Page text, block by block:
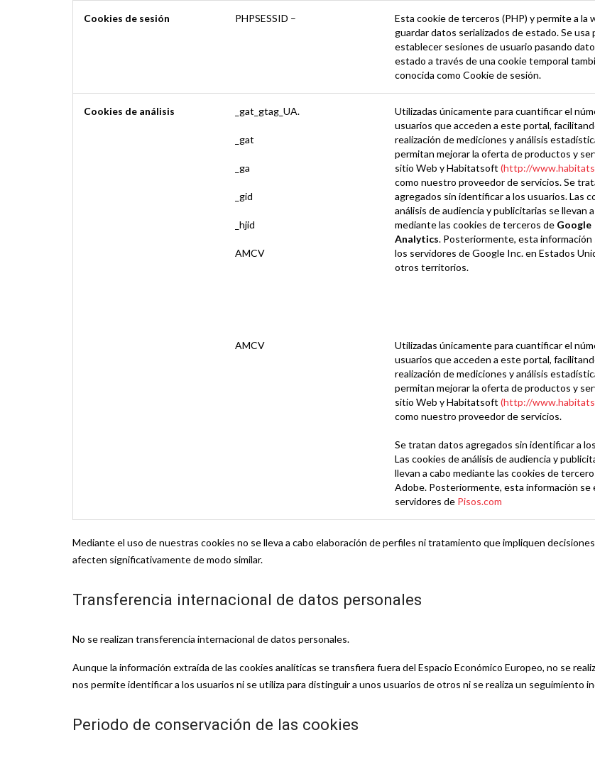
Cookies de sesión PHPSESSID –
Esta cookie de terceros (PHP) y permite a la
guardar datos serializados de estado. Se usa
establecer sesiones de usuario pasando
estado a través de una cookie temporal
conocida como Cookie de sesión.
Cookies de análisis _gat_gtag_UA.
_gat
_ga
_gid
_hjid
AMCV
Utilizadas únicamente para cuantificar el
usuarios que acceden a este portal,
realización de mediciones y análisis
permitan mejorar la oferta de productos y
sitio Web y Habitatsoft (http://
como nuestro proveedor de servicios. Se
agregados sin identificar a los usuarios. Las
análisis de audiencia y publicitarias se llevan
mediante las cookies de terceros de Google
Analytics. Posteriormente, esta información
los servidores de Google Inc. en Estados
otros territorios.
AMCV
Utilizadas únicamente para cuantificar el
usuarios que acceden a este portal,
realización de mediciones y análisis
permitan mejorar la oferta de productos y
sitio Web y Habitatsoft (http://
como nuestro proveedor de servicios.
Se tratan datos agregados sin identificar a
Las cookies de análisis de audiencia y
llevan a cabo mediante las cookies de
Adobe. Posteriormente, esta información se
servidores de Pisos.com
Mediante el uso de nuestras cookies no se lleva a cabo elaboración de perfiles ni tratamiento que impliquen
afecten significativamente de modo similar.
Transferencia internacional de datos personales
No se realizan transferencia internacional de datos personales.
Aunque la información extraída de las cookies analíticas se transfiera fuera del Espacio Económico Europeo, no se
nos permite identificar a los usuarios ni se utiliza para distinguir a unos usuarios de otros ni se realiza un seguimiento
Periodo de conservación de las cookies